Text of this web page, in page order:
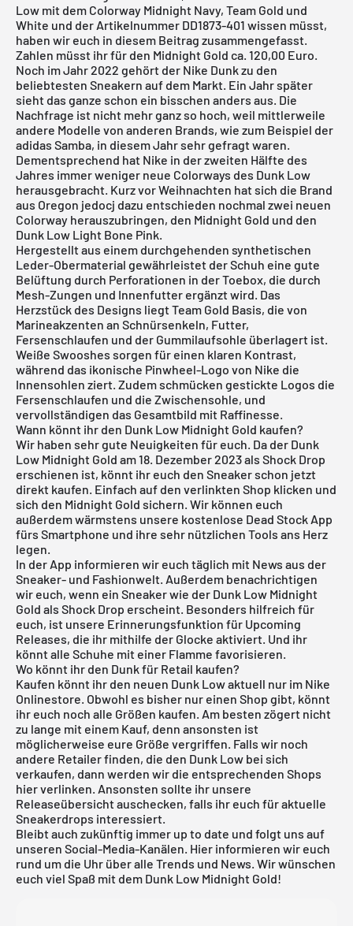
Low mit dem Colorway Midnight Navy, Team Gold und
White und der Artikelnummer DD1873-401 wissen müsst,
haben wir euch in diesem Beitrag zusammengefasst.
Zahlen müsst ihr für den Midnight Gold ca. 120,00 Euro.
Noch im Jahr 2022 gehört der Nike Dunkzu den
beliebtesten Sneakern auf dem Markt. Ein Jahr später
sieht das ganze schon ein bisschen anders aus. Die
Nachfrage ist nicht mehr ganz so hoch, weil mittlerweile
andere Modelle von anderen Brands, wie zum Beispiel der
adidas Samba, in diesem Jahr sehr gefragt waren.
Dementsprechend hat Nike in der zweiten Hälfte des
Jahres immer weniger neue Colorways des Dunk Low
herausgebracht. Kurz vor Weihnachten hat sich die Brand
aus Oregon jedocj dazu entschieden nochmal zwei neuen
Colorway herauszubringen, den Midnight Gold und den
Dunk Low Light Bone Pink.
Hergestellt aus einem durchgehenden synthetischen
Leder-Obermaterial gewährleistet der Schuh eine gute
Belüftung durch Perforationen in der Toebox, die durch
Mesh-Zungen und Innenfutter ergänzt wird. Das
Herzstück des Designs liegt Team Gold Basis, die von
Marineakzenten an Schnürsenkeln, Futter,
Fersenschlaufen und der Gummilaufsohle überlagert ist.
Weiße Swooshes sorgen für einen klaren Kontrast,
während das ikonische Pinwheel-Logo von Nike die
Innensohlen ziert. Zudem schmücken gestickte Logos die
Fersenschlaufen und die Zwischensohle, und
vervollständigen das Gesamtbild mit Raffinesse.
Wann könnt ihr den Dunk Low Midnight Gold kaufen?
Wir haben sehr gute Neuigkeiten für euch. Da der Dunk
Low Midnight Gold am 18. Dezember 2023 als Shock Drop
erschienen ist, könnt ihr euch den Sneaker schon jetzt
direkt kaufen. Einfach auf den verlinkten Shop klicken und
sich den Midnight Gold sichern. Wir können euch
außerdem wärmstens unsere kostenlose Dead Stock App
fürs Smartphone und ihre sehr nützlichen Tools ans Herz
legen.
In der App informieren wir euch täglich mit News aus der
Sneaker- und Fashionwelt. Außerdem benachrichtigen
wir euch, wenn ein Sneaker wie der Dunk Low Midnight
Gold als Shock Drop erscheint. Besonders hilfreich für
euch, ist unsere Erinnerungsfunktion für Upcoming
Releases, die ihr mithilfe der Glocke aktiviert. Und ihr
könnt alle Schuhe mit einer Flamme favorisieren.
Wo könnt ihr den Dunk für Retail kaufen?
Kaufen könnt ihr den neuen Dunk Low aktuell nur im Nike
Onlinestore. Obwohl es bisher nur einen Shop gibt, könnt
ihr euch noch alle Größen kaufen. Am besten zögert nicht
zu lange mit einem Kauf, denn ansonsten ist
möglicherweise eure Größe vergriffen. Falls wir noch
andere Retailer finden, die den Dunk Low bei sich
verkaufen, dann werden wir die entsprechenden Shops
hier verlinken. Ansonsten sollte ihr unsere
Releaseübersichtauschecken, falls ihr euch für aktuelle
Sneakerdrops interessiert.
Bleibt auch zukünftig immer up to date und folgt uns auf
unseren Social-Media-Kanälen. Hier informieren wir euch
rund um die Uhr über alle Trends und News. Wir wünschen
euch viel Spaß mit dem Dunk Low Midnight Gold!